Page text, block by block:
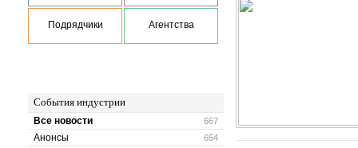
Подрядчики Агентства
События индустрии
667
Все новости
654
Анонсы